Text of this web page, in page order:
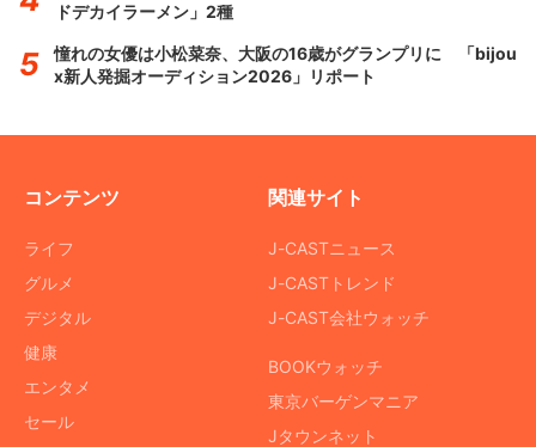
ドデカイラーメン」2種
憧れの女優は小松菜奈、大阪の16歳がグランプリに 「bijou
x新人発掘オーディション2026」リポート
コンテンツ
ライフ
グルメ
デジタル
健康
エンタメ
セール
関連サイト
J-CASTニュース
J-CASTトレンド
J-CAST会社ウォッチ
BOOKウォッチ
東京バーゲンマニア
Jタウンネット